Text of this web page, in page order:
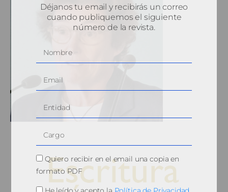
Déjanos tu email y recibirás un correo
cuando publiquemos el siguiente
número de la revista.
Quiero recibir en el email una copia en
formato PDF